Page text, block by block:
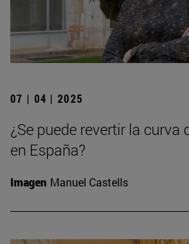
07 | 04 | 2025
¿Se puede revertir la curva
en España?
Imagen Manuel Castells